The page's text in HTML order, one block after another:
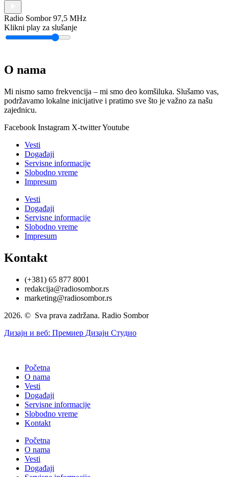
Radio Sombor 97,5 MHz
Klikni play za slušanje
O nama
Mi nismo samo frekvencija – mi smo deo komšiluka. Slušamo vas,
podržavamo lokalne inicijative i pratimo sve što je važno za našu
zajednicu.
Facebook Instagram X-twitterYoutube
Vesti
Događaji
Servisne informacije
Slobodno vreme
Impresum
Vesti
Događaji
Servisne informacije
Slobodno vreme
Impresum
Kontakt
(+381) 65 877 8001
redakcija@radiosombor.rs
marketing@radiosombor.rs
2026. © Sva prava zadržana. Radio Sombor
Дизајн и веб: Премиер Дизајн Студио
Početna
O nama
Vesti
Događaji
Servisne informacije
Slobodno vreme
Kontakt
Početna
O nama
Vesti
Događaji